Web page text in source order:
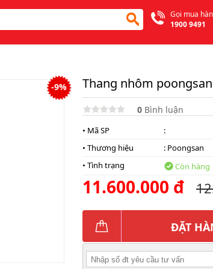
Gọi mua
1900 9491
-9% Thang nhôm poongsan
0 Bình luận
• Mã SP
:
• Thương hiệu
: Poongsan
• Tình trạng
Còn hàng
11.600.000 đ
ĐẶT